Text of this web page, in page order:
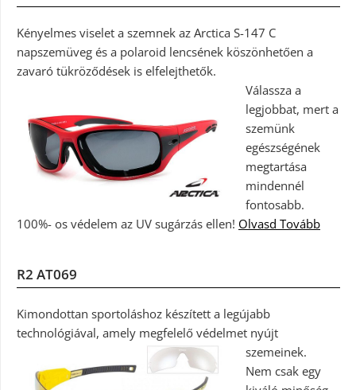
Kényelmes viselet a szemnek az Arctica S-147 C
napszemüveg és a polaroid lencsének köszönhetően a
zavaró tükröződések is elfelejthetők.
Válassza a
legjobbat, mert a
szemünk
egészségének
megtartása
mindennél
fontosabb.
100%- os védelem az UV sugárzás ellen! Olvasd Tovább
R2 AT069
Kimondottan sportoláshoz készített a legújabb
technológiával, amely megfelelő védelmet nyújt
szemeinek.
Nem csak egy